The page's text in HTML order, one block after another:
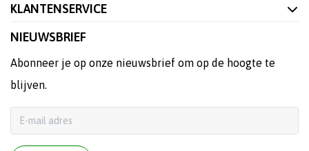
KLANTENSERVICE
NIEUWSBRIEF
Abonneer je op onze nieuwsbrief om op de hoogte te
blijven.